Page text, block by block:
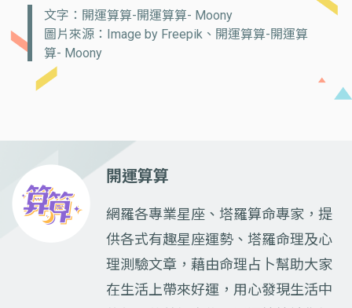
文字：開運算算-開運算算- Moony
圖片來源：Image by Freepik、開運算算-開運算
算- Moony
開運算算
網羅各專業星座、塔羅算命專家，提
供各式有趣星座運勢、塔羅命理及心
理測驗文章，藉由命理占卜幫助大家
在生活上帶來好運，用心發現生活中